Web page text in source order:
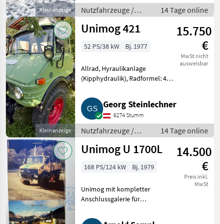
Kleinanzeige
Viertakt-Sechszylinder-
Reihenmotor mit Bo
Nutzfahrzeuge /
Lastwagen (LKW)
14 Tage online
Kleinanzeige
Unimog 421
15.750
€
MwSt nicht
ausweisbar
52 PS/38 kW Bj. 1977
Allrad, Hyraulikanlage
(Kipphydraulik), Radformel: 4x4,
Schaltgetriebe Zum Verkauf
steht ein gepflegter und
einsatzbereiter Unimog 421 aus
dem Jahr
Georg Steinlechner
6274 Stumm
Nutzfahrzeuge /
Lastwagen (LKW)
14 Tage online
Unimog U 1700L
14.500
€
Preis inkl.
MwSt
168 PS/124 kW Bj. 1979
Unimog mit kompletter
Anschlussgalerie für
Grader-Vorrichtung, Kipper und